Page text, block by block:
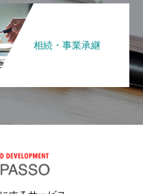
相続・事業承継